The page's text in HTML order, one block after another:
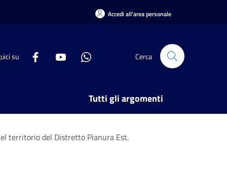
Accedi all'area personale
su Cerca
Tutti gli argomenti
territorio del Distretto Pianura Est.